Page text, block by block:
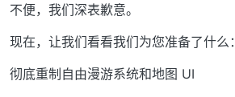
不便，我们深表歉意。
现在，让我们看看我们为您准备了什么：
彻底重制自由漫游系统和地图 UI